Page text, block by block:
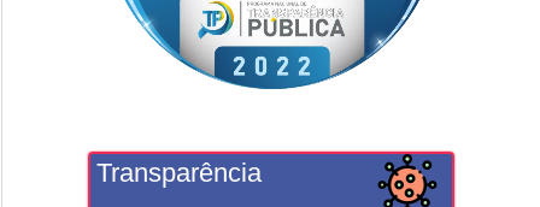
Transparência